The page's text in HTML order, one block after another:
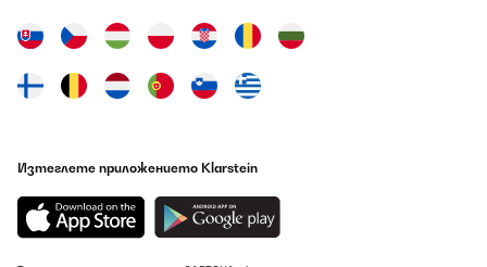
Изтеглете приложението Klarstein